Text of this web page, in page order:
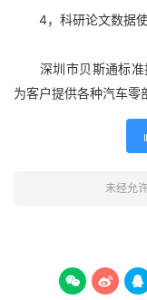
4，科研论文数据使
深圳市贝斯通标准
为客户提供各种汽车零
未经允
  